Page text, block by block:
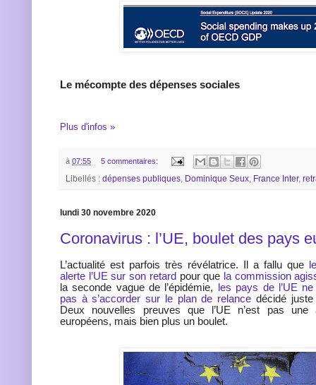
Le mécompte des dépenses sociales
Plus d'infos »
à 07:55 5 commentaires:
Libellés : dépenses publiques, Dominique Seux, France Inter,
lundi 30 novembre 2020
Coronavirus : l’UE, boulet des pays
L’actualité est parfois très révélatrice. Il a fallu que
alerte l’UE sur son retard pour que la commission
la seconde vague de l’épidémie,
les pays de l’UE
pas à s’accorder sur le plan de relance décidé
Deux nouvelles preuves que l’UE n’est pas
européens, mais bien plus un boulet.